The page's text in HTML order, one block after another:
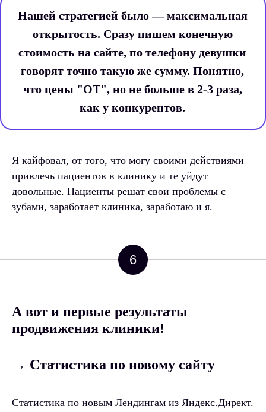
Нашей стратегией было — максимальная
открытость. Сразу пишем конечную
стоимость на сайте, по телефону девушки
говорят точно такую же сумму. Понятно,
что цены "ОТ", но не больше в 2-3 раза,
как у конкурентов.
Я кайфовал, от того, что могу своими действиями
привлечь пациентов в клинику и те уйдут
довольные. Пациенты решат свои проблемы с
зубами, заработает клиника, заработаю и я.
6
А вот и первые результаты
продвижения клиники!
→ Статистика по новому сайту
Статистика по новым Лендингам из Яндекс.Директ.